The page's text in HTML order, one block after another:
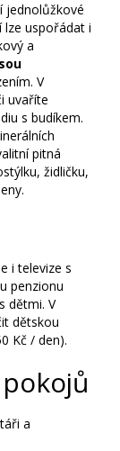
jednolůžkové
uspořádat i
a
V
uvaříte
s budíkem.
pitná
židličku,
i televize s
penzionu
dětmi. V
dětskou
Kč / den).
a